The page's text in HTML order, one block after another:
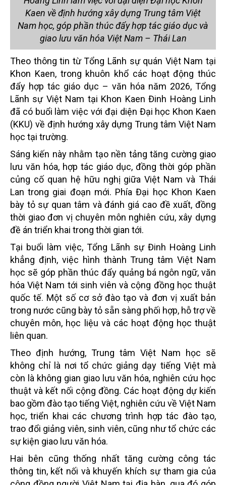
Kaen về định hướng xây dựng Trung tâm Việt
Nam học, góp phần thúc đẩy hợp tác giáo dục và
giao lưu văn hóa Việt Nam – Thái Lan
Theo thông tin từ Tổng Lãnh sự quán Việt Nam tại
Khon Kaen, trong khuôn khổ các hoạt động thúc
đẩy hợp tác giáo dục – văn hóa năm 2026, Tổng
Lãnh sự Việt Nam tại Khon Kaen Đinh Hoàng Linh
đã có buổi làm việc với đại diện Đại học Khon Kaen
(KKU) về định hướng xây dựng Trung tâm Việt Nam
học tại trường.
Sáng kiến này nhằm tạo nền tảng tăng cường giao
lưu văn hóa, hợp tác giáo dục, đồng thời góp phần
củng cố quan hệ hữu nghị giữa Việt Nam và Thái
Lan trong giai đoạn mới. Phía Đại học Khon Kaen
bày tỏ sự quan tâm và đánh giá cao đề xuất, đồng
thời giao đơn vị chuyên môn nghiên cứu, xây dựng
đề án triển khai trong thời gian tới.
Tại buổi làm việc, Tổng Lãnh sự Đinh Hoàng Linh
khẳng định, việc hình thành Trung tâm Việt Nam
học sẽ góp phần thúc đẩy quảng bá ngôn ngữ, văn
hóa Việt Nam tới sinh viên và cộng đồng học thuật
quốc tế. Một số cơ sở đào tạo và đơn vị xuất bản
trong nước cũng bày tỏ sẵn sàng phối hợp, hỗ trợ về
chuyên môn, học liệu và các hoạt động học thuật
liên quan.
Theo định hướng, Trung tâm Việt Nam học sẽ
không chỉ là nơi tổ chức giảng dạy tiếng Việt mà
còn là không gian giao lưu văn hóa, nghiên cứu học
thuật và kết nối cộng đồng. Các hoạt động dự kiến
bao gồm đào tạo tiếng Việt, nghiên cứu về Việt Nam
học, triển khai các chương trình hợp tác đào tạo,
trao đổi giảng viên, sinh viên, cũng như tổ chức các
sự kiện giao lưu văn hóa.
Hai bên cũng thống nhất tăng cường công tác
thông tin, kết nối và khuyến khích sự tham gia của